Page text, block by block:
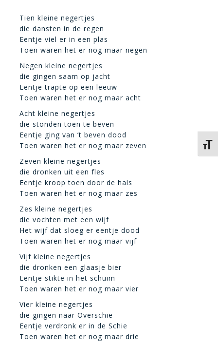
Tien kleine negertjes
die dansten in de regen
Eentje viel er in een plas
Toen waren het er nog maar negen
Negen kleine negertjes
die gingen saam op jacht
Eentje trapte op een leeuw
Toen waren het er nog maar acht
Acht kleine negertjes
die stonden toen te beven
Eentje ging van ’t beven dood
Toen waren het er nog maar zeven
Zeven kleine negertjes
die dronken uit een fles
Eentje kroop toen door de hals
Toen waren het er nog maar zes
Zes kleine negertjes
die vochten met een wijf
Het wijf dat sloeg er eentje dood
Toen waren het er nog maar vijf
Vijf kleine negertjes
die dronken een glaasje bier
Eentje stikte in het schuim
Toen waren het er nog maar vier
Vier kleine negertjes
die gingen naar Overschie
Eentje verdronk er in de Schie
Toen waren het er nog maar drie